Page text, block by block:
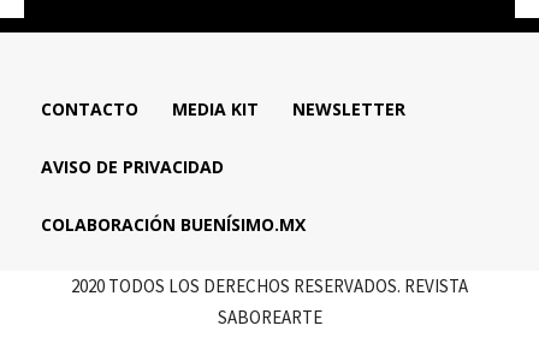
CONTACTO MEDIA KIT NEWSLETTER
AVISO DE PRIVACIDAD
COLABORACIÓN BUENÍSIMO.MX
2020 TODOS LOS DERECHOS RESERVADOS. REVISTA
SABOREARTE